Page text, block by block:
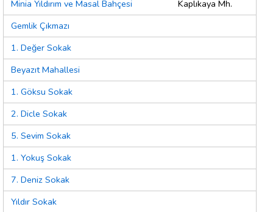
Minia Yıldırım ve Masal Bahçesi
Kaplıkaya Mh.
Gemlik Çıkmazı
1. Değer Sokak
Beyazıt Mahallesi
1. Göksu Sokak
2. Dicle Sokak
5. Sevim Sokak
1. Yokuş Sokak
7. Deniz Sokak
Yıldır Sokak